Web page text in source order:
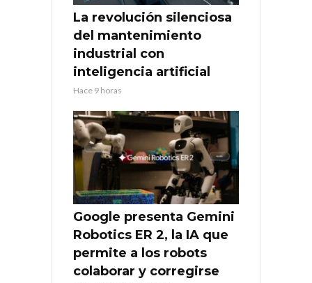
La revolución silenciosa
del mantenimiento
industrial con
inteligencia artificial
Hace 9 horas
Google presenta Gemini
Robotics ER 2, la IA que
permite a los robots
colaborar y corregirse